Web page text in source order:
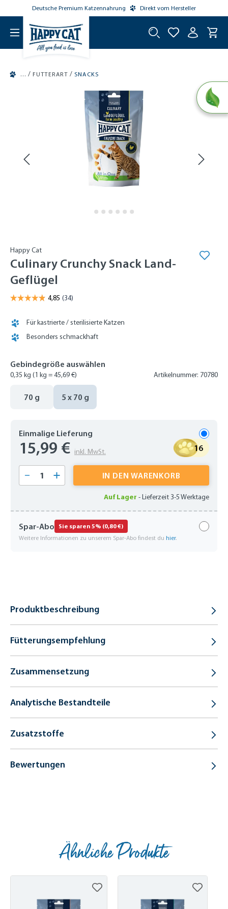
springen
Deutsche Premium Katzennahrung Direkt vom Hersteller
/ FUTTERART / SNACKS
Happy Cat
Culinary Crunchy Snack Land-
Geflügel
Für kastrierte / sterilisierte Katzen
Besonders schmackhaft
Gebindegröße auswählen
0,35 kg (1 kg = 45,69 €) Artikelnummer: 70780
70 g 5 x 70 g
Einmalige Lieferung
15,99 € inkl. MwSt. 16
Produkt Anzahl: Gib den gewünschten
IN DEN WARENKORB
Auf Lager -Lieferzeit 3-5 Werktage
Spar-Abo Sie sparen 5% (0,80 €)
Weitere Informationen zu unserem Spar-Abo findest du hier.
Produktbeschreibung
Fütterungsempfehlung
Zusammensetzung
Analytische Bestandteile
Zusatzstoffe
Bewertungen
Ähnliche Produkte